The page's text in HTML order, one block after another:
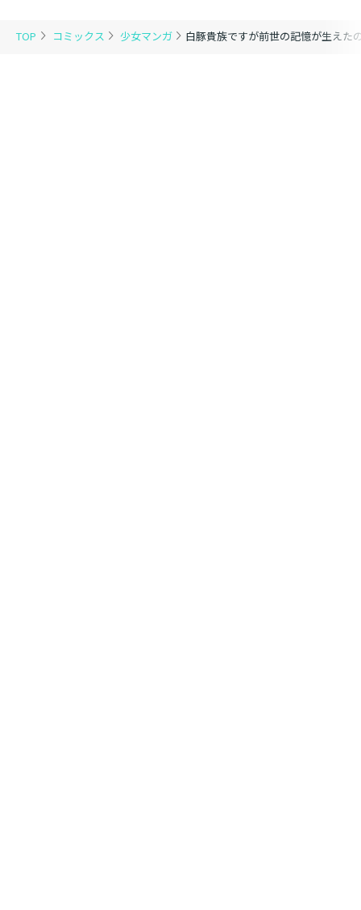
TOP コミックス 少女マンガ 白豚貴族ですが前世の記憶が生えた